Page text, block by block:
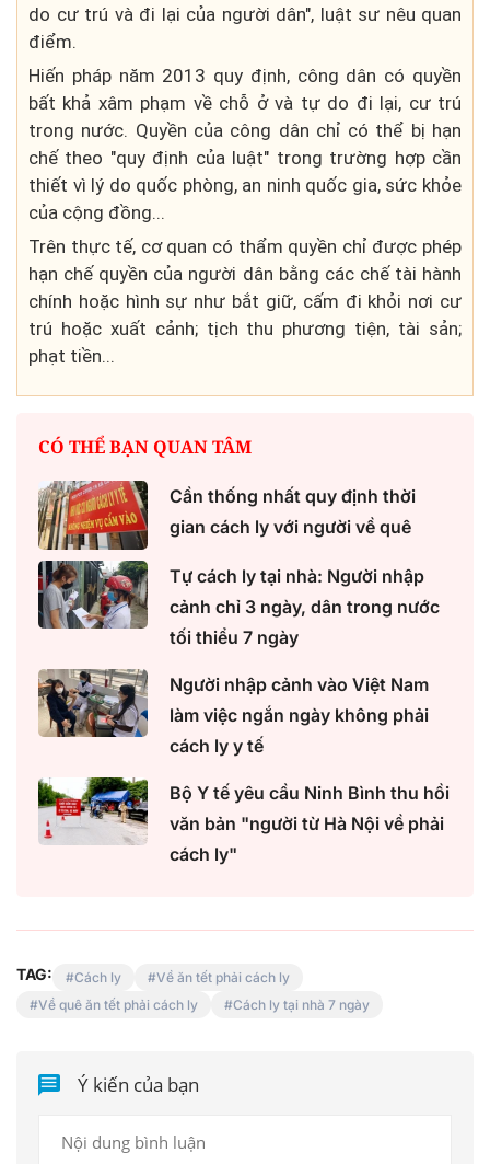
do cư trú và đi lại của người dân", luật sư nêu quan
điểm.
Hiến pháp năm 2013 quy định, công dân có quyền
bất khả xâm phạm về chỗ ở và tự do đi lại, cư trú
trong nước. Quyền của công dân chỉ có thể bị hạn
chế theo "quy định của luật" trong trường hợp cần
thiết vì lý do quốc phòng, an ninh quốc gia, sức khỏe
của cộng đồng...
Trên thực tế, cơ quan có thẩm quyền chỉ được phép
hạn chế quyền của người dân bằng các chế tài hành
chính hoặc hình sự như bắt giữ, cấm đi khỏi nơi cư
trú hoặc xuất cảnh; tịch thu phương tiện, tài sản;
phạt tiền...
CÓ THỂ BẠN QUAN TÂM
Cần thống nhất quy định thời
gian cách ly với người về quê
Tự cách ly tại nhà: Người nhập
cảnh chỉ 3 ngày, dân trong nước
tối thiểu 7 ngày
Người nhập cảnh vào Việt Nam
làm việc ngắn ngày không phải
cách ly y tế
Bộ Y tế yêu cầu Ninh Bình thu hồi
văn bản "người từ Hà Nội về phải
cách ly"
TAG: Cách ly
Về ăn tết phải cách ly
Về quê ăn tết phải cách ly
Cách ly tại nhà 7 ngày
Ý kiến của bạn